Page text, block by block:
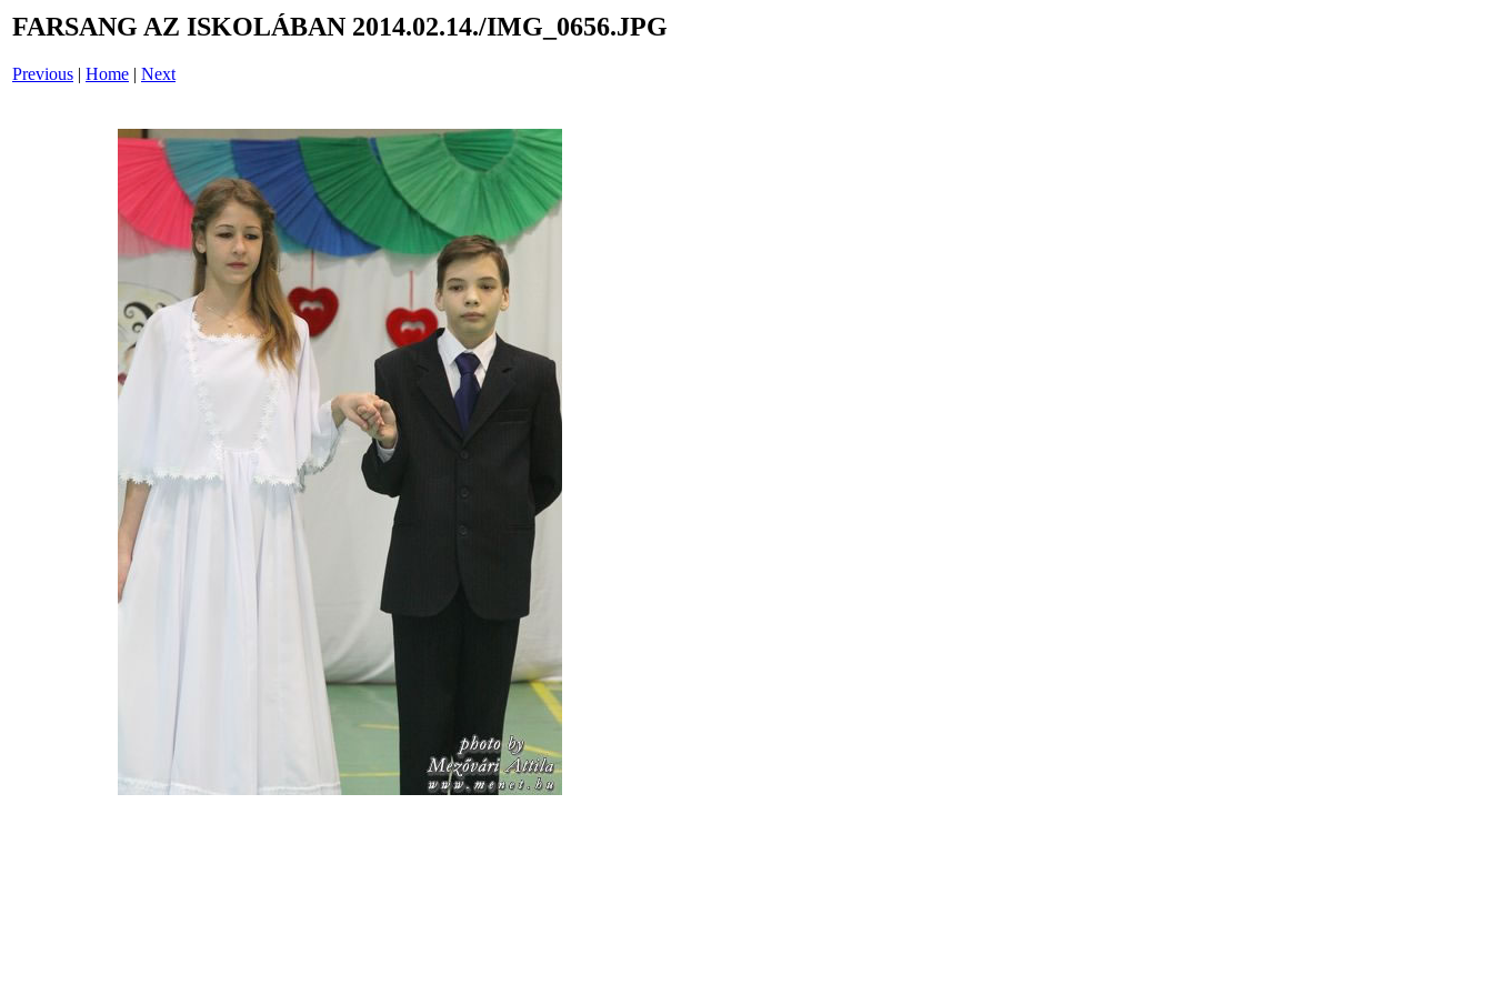
FARSANG AZ ISKOLÁBAN 2014.02.14./IMG_0656.JPG
Previous | Home | Next